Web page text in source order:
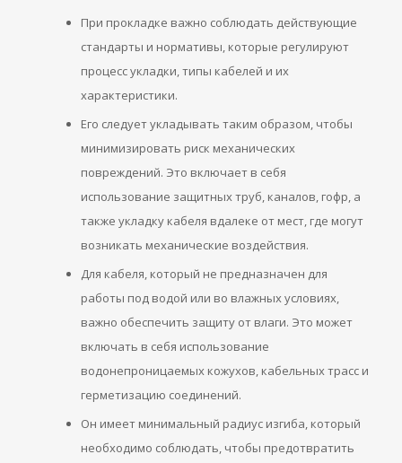
При прокладке важно соблюдать действующие
стандарты и нормативы, которые регулируют
процесс укладки, типы кабелей и их
характеристики.
Его следует укладывать таким образом, чтобы
минимизировать риск механических
повреждений. Это включает в себя
использование защитных труб, каналов, гофр, а
также укладку кабеля вдалеке от мест, где могут
возникать механические воздействия.
Для кабеля, который не предназначен для
работы под водой или во влажных условиях,
важно обеспечить защиту от влаги. Это может
включать в себя использование
водонепроницаемых кожухов, кабельных трасс и
герметизацию соединений.
Он имеет минимальный радиус изгиба, который
необходимо соблюдать, чтобы предотвратить